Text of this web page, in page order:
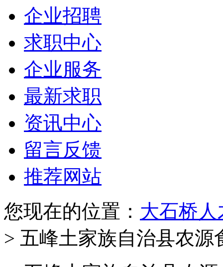
企业招聘
求职中心
企业服务
最新求职
资讯中心
留言反馈
推荐网站
您现在的位置： 大石桥人
> 五峰土家族自治县农